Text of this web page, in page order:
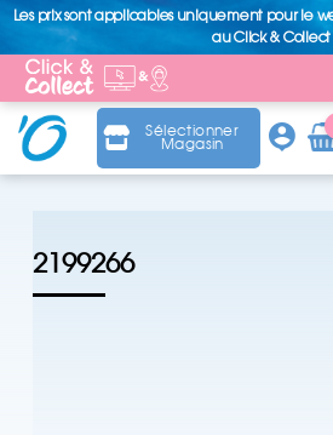
Les prix sont applicables uniquement pour le
au Click & Collect
Sélectionner
Magasin
2199266